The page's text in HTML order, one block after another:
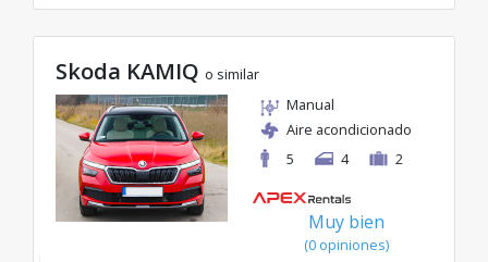
Skoda KAMIQ o similar
Manual
Aire acondicionado
5
4 2
Muy bien
(0 opiniones)